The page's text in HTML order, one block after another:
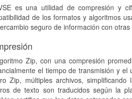
es una utilidad de compresión y
de los formatos y algoritmos
seguro de información con
Zip, con una compresión
el tiempo de transmisión y
Zip, múltiples archivos,
de texto son traducidos según la